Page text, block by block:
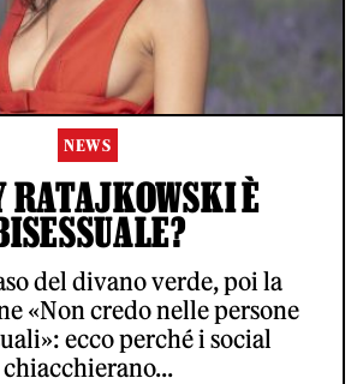
NEWS
RATAJKOWSKI È
del divano verde, poi la
«Non credo nelle persone
ecco perché i social
chiacchierano...